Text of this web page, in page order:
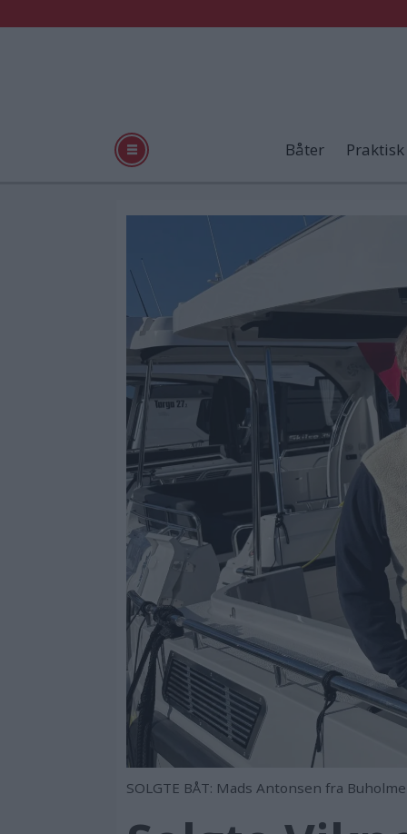
Båter Praktisk
SOLGTE BÅT: Mads Antonsen fra